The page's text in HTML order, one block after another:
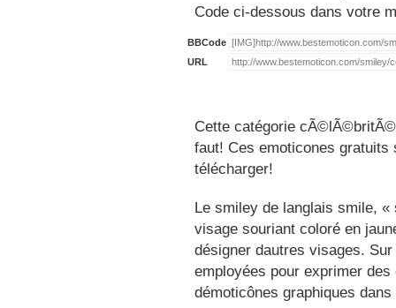
Code ci-dessous dans votre
BBCode
URL
Cette catégorie
faut! Ces emoticones
télécharger!
Le smiley de langlais smile,
visage souriant coloré en
désigner dautres visages.
employées pour exprimer
démoticônes graphiques